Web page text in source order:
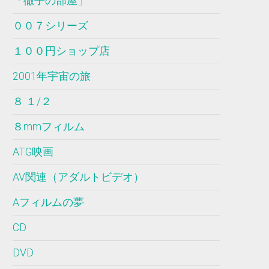
００７シリーズ
１００円ショップ店
2001年宇宙の旅
８ １/２
８mmフィルム
ATG映画
AV関連（アダルトビデオ）
Aフィルムの夢
CD
DVD